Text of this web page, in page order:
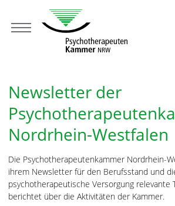
Newsletter der
Nordrhein-Westfalen
Die Psychotherapeutenkammer Nordrhein-
ihrem Newsletter für den Berufsstand und
psychotherapeutische Versorgung relevante
berichtet über die Aktivitäten der Kammer.